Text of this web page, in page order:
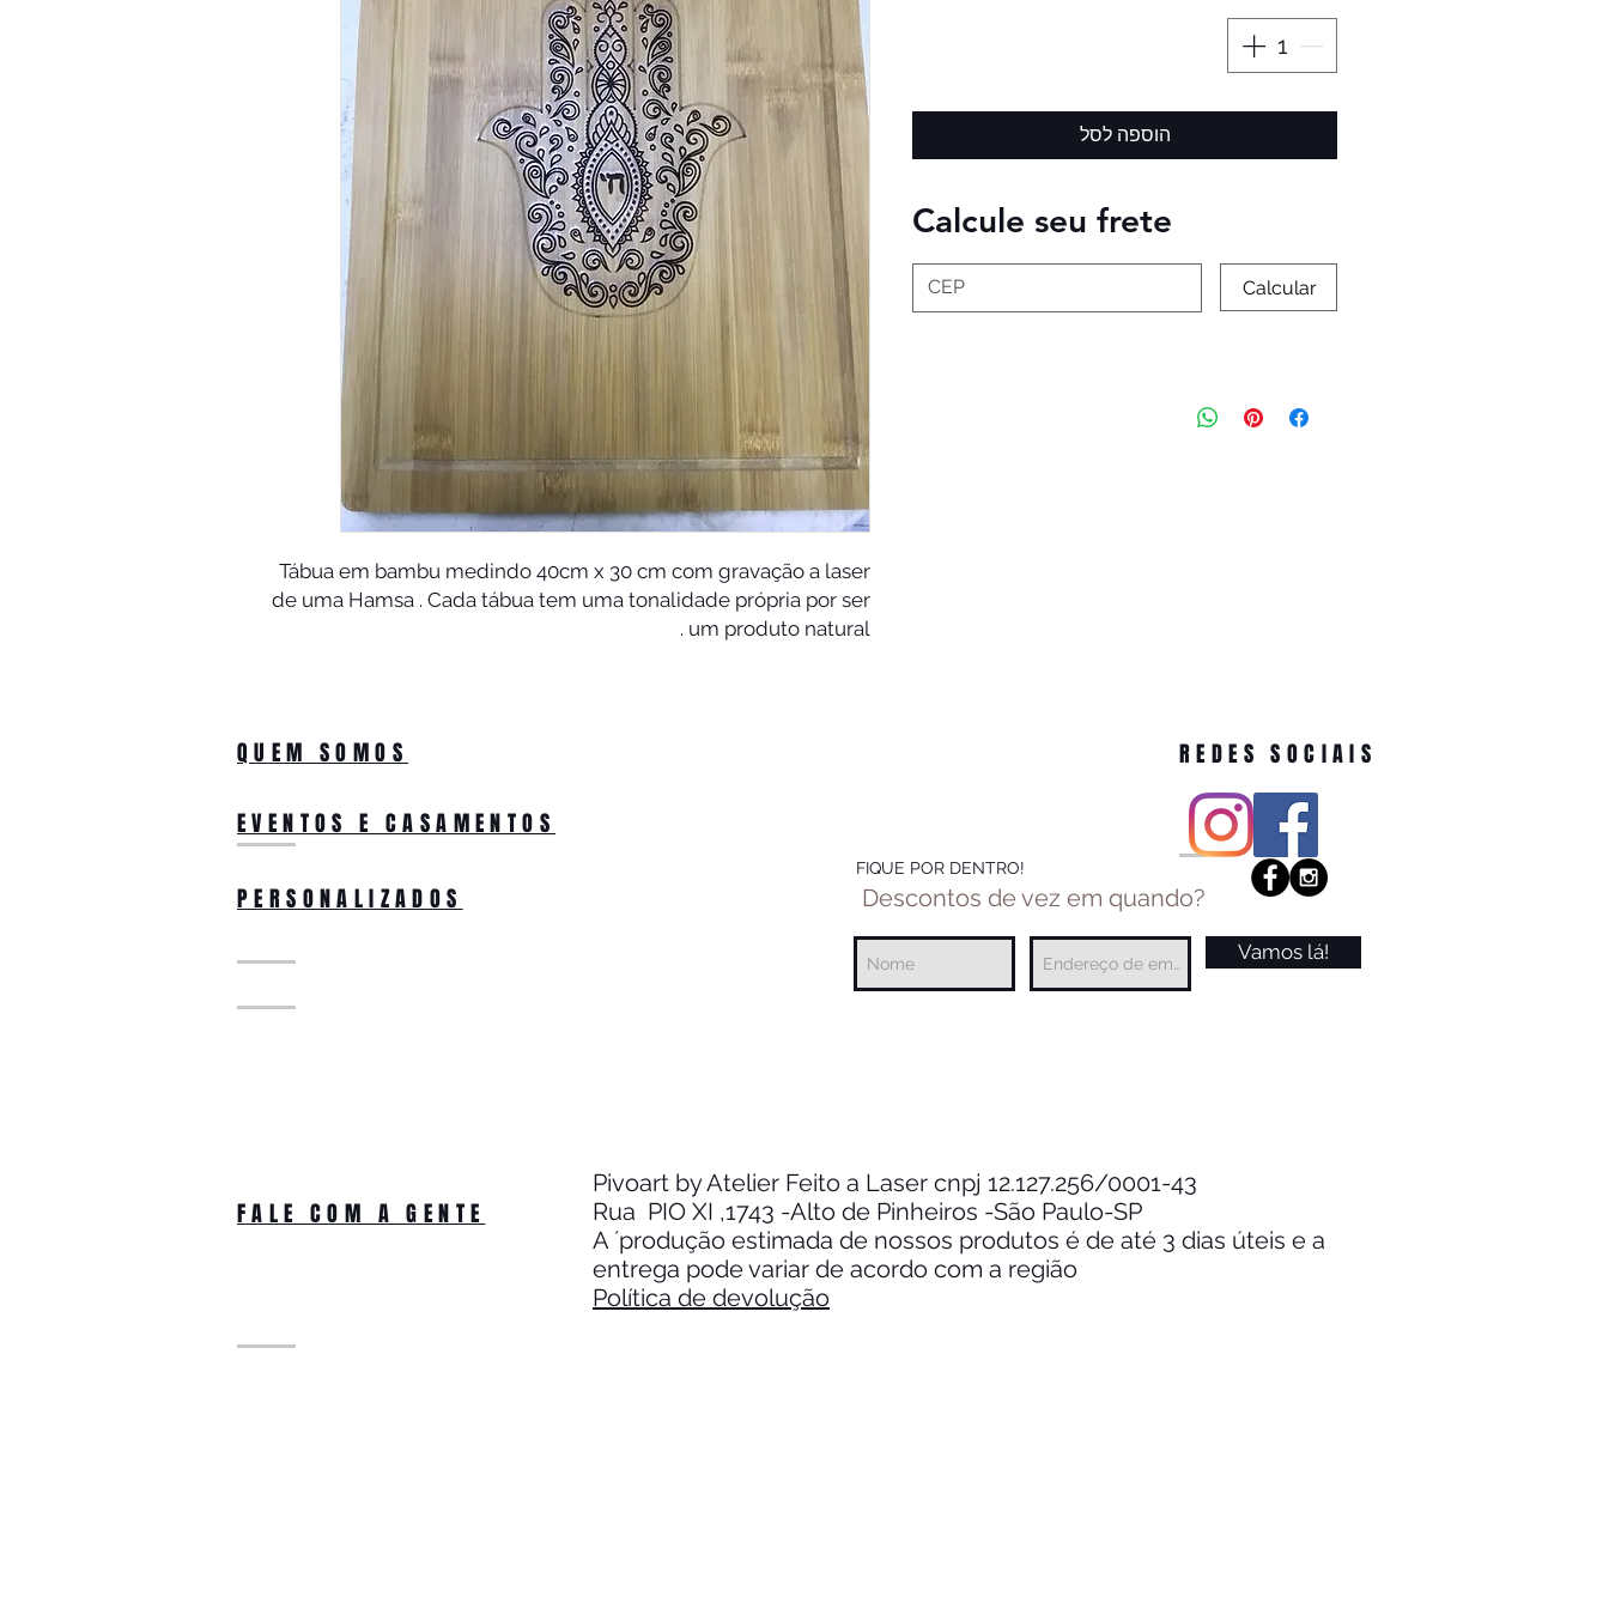
Tábua em bambu medindo 40cm x 30 cm com gravação a laser
de uma Hamsa . Cada tábua tem uma tonalidade própria por ser
um produto natural .
הוספה לסל
Calcule seu frete
Calcular
QUEM SOMOS
EVENTOS E CASAMENTOS
PERSONALIZADOS
REDES SOCIAIS
FIQUE POR DENTRO!
Descontos de vez em quando?
Vamos lá!
FALE COM A GENTE
Pivoart by Atelier Feito a Laser cnpj 12.127.256/0001-43
Rua PIO XI ,1743 -Alto de Pinheiros -São Paulo-SP
A ´produção estimada de nossos produtos é de até 3 dias úteis e a
entrega pode variar de acordo com a região
Política de devolução